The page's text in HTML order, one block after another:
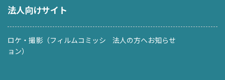
法人向けサイト
ロケ・撮影（フィルムコミッシ
ョン）
法人の方へお知らせ